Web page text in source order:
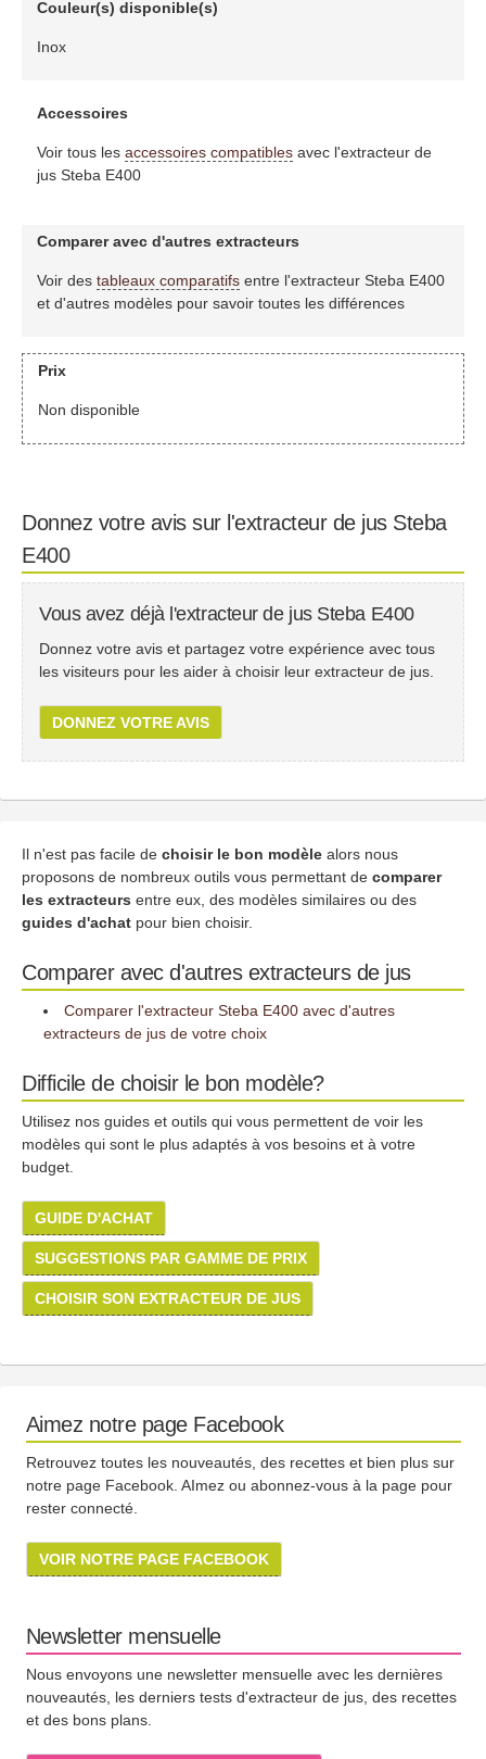
Couleur(s) disponible(s)
Inox
Accessoires
Voir tous les accessoires compatiblesavec l'extracteur de
jus Steba E400
Comparer avec d'autres extracteurs
Voir des tableaux comparatifsentre l'extracteur Steba E400
et d'autres modèles pour savoir toutes les différences
Prix
Non disponible
Donnez votre avis sur l'extracteur de jus Steba
E400
Vous avez déjà l'extracteur de jus Steba E400
Donnez votre avis et partagez votre expérience avec tous
les visiteurs pour les aider à choisir leur extracteur de jus.
DONNEZ VOTRE AVIS
Il n'est pas facile de choisir le bon modèle alors nous
proposons de nombreux outils vous permettant de comparer
les extracteurs entre eux, des modèles similaires ou des
guides d'achat pour bien choisir.
Comparer avec d'autres extracteurs de jus
Comparer l'extracteur Steba E400 avec d'autres
extracteurs de jus de votre choix
Difficile de choisir le bon modèle?
Utilisez nos guides et outils qui vous permettent de voir les
modèles qui sont le plus adaptés à vos besoins et à votre
budget.
GUIDE D'ACHAT
SUGGESTIONS PAR GAMME DE PRIX
CHOISIR SON EXTRACTEUR DE JUS
Aimez notre page Facebook
Retrouvez toutes les nouveautés, des recettes et bien plus sur
notre page Facebook. AImez ou abonnez-vous à la page pour
rester connecté.
VOIR NOTRE PAGE FACEBOOK
Newsletter mensuelle
Nous envoyons une newsletter mensuelle avec les dernières
nouveautés, les derniers tests d'extracteur de jus, des recettes
et des bons plans.